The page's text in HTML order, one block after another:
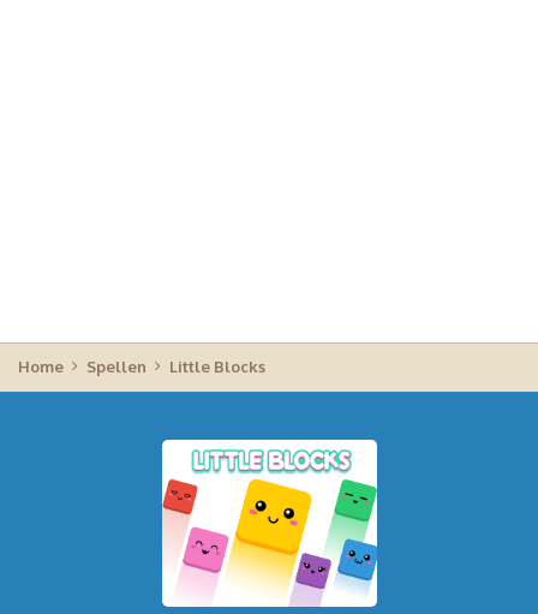
Home Spellen Little Blocks